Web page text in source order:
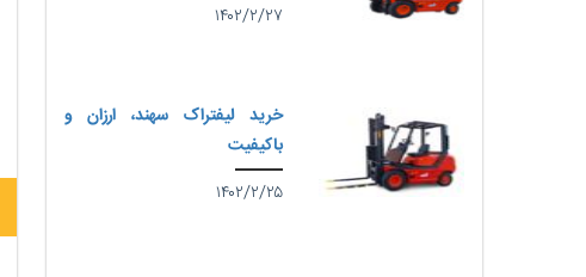
۱۴۰۲/۲/۲۷
خرید لیفتراک سهند، ارزان و
باکیفیت
۱۴۰۲/۲/۲۵